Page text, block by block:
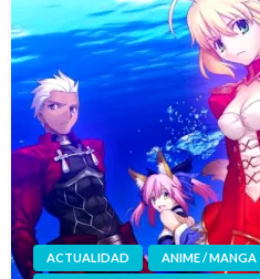
ACTUALIDAD
ANIME / MANGA